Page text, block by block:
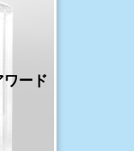
ワード